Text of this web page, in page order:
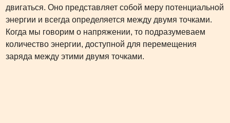
двигаться. Оно представляет собой меру потенциальной
энергии и всегда определяется между двумя точками.
Когда мы говорим о напряжении, то подразумеваем
количество энергии, доступной для перемещения
заряда между этими двумя точками.